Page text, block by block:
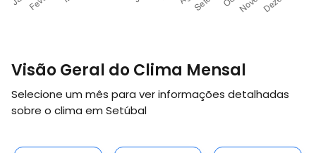
Visão Geral do Clima Mensal
Selecione um mês para ver informações detalhadas
sobre o clima em Setúbal